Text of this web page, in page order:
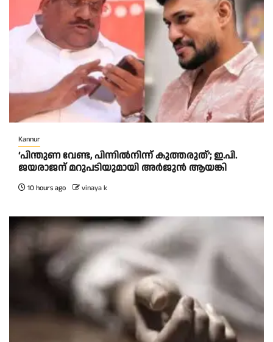
Kannur
‘പിന്തുണ വേണ്ട, പിന്നിൽനിന്ന് കുത്തരുത്’; ഇ.പി.
ജയരാജന് മറുപടിയുമായി അർജുൻ ആയങ്കി
10 hours ago vinaya k